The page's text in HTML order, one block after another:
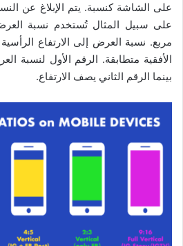
على الشاشة كنسبة. يتم الإبلاغ عن
مربع. نسبة العرض إلى الارتفاع
الأفقية متطابقة. الرقم الأول لنسبة
بينما الرقم الثاني يصف الارتفاع.